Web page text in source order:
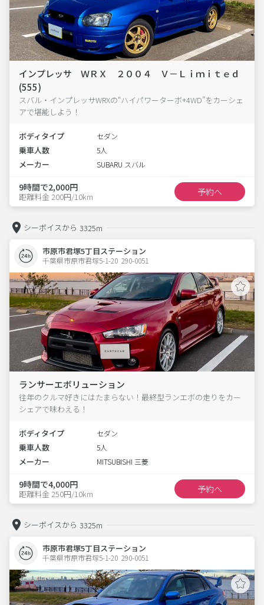
インプレッサ ＷＲＸ ２００４ Ｖ－Ｌｉｍｉｔｅｄ
(555)
スバル・インプレッサWRXの“ハイパワーターボ+4WD”をカーシェ
アで堪能しよう！
ボディタイプ セダン
乗車人数 5人
メーカー SUBARU スバル
9時間で2,000円
距離料金 200円/10km 予約へ
シーボイスから 3325m
市原市君塚5丁目ステーション
千葉県市原市君塚5-1-20  290-0051
ランサーエボリューション
往年のクルマ好きにはたまらない！最終型ランエボの走りをカー
シェアで味わえる！
ボディタイプ セダン
乗車人数 5人
メーカー MITSUBISHI 三菱
9時間で4,000円
距離料金 250円/10km 予約へ
シーボイスから 3325m
市原市君塚5丁目ステーション
千葉県市原市君塚5-1-20  290-0051